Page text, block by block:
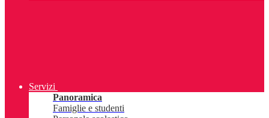
Servizi
Panoramica
Famiglie e studenti